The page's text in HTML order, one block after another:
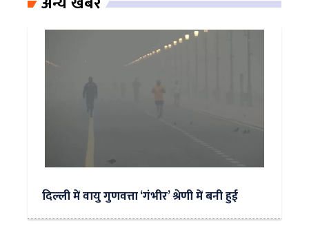
दिल्ली में वायु गुणवत्ता ‘गंभीर’ श्रेणी में बनी हुई